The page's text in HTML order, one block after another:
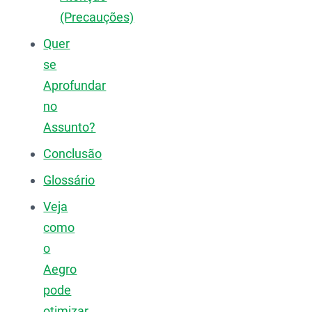
(Precauções)
Quer
se
Aprofundar
no
Assunto?
Conclusão
Glossário
Veja
como
o
Aegro
pode